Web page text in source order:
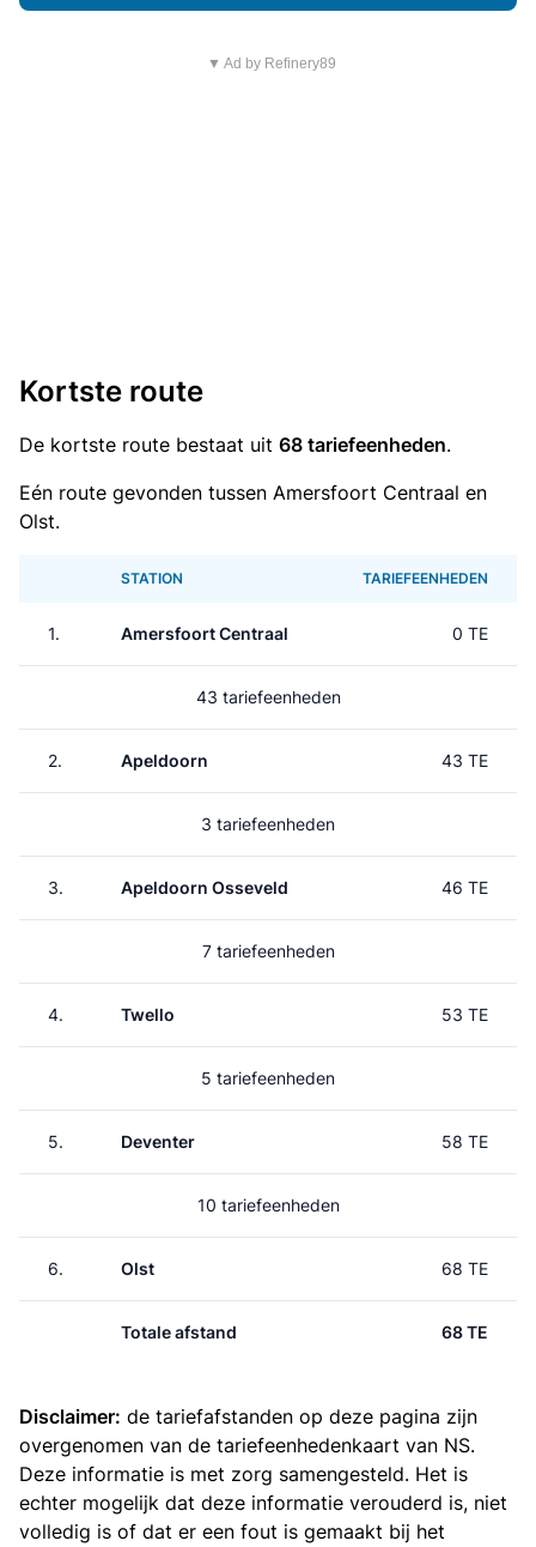
▼ Ad by Refinery89
Kortste route
De kortste route bestaat uit 68 tariefeenheden.
Eén route gevonden tussen Amersfoort Centraal en
Olst.
STATION TARIEFEENHEDEN
1. Amersfoort Centraal 0 TE
43 tariefeenheden
2. Apeldoorn 43 TE
3 tariefeenheden
3. Apeldoorn Osseveld 46 TE
7 tariefeenheden
4. Twello 53 TE
5 tariefeenheden
5. Deventer 58 TE
10 tariefeenheden
6. Olst 68 TE
Totale afstand 68 TE
Disclaimer: de tariefafstanden op deze pagina zijn
overgenomen van de tariefeenhedenkaart van NS.
Deze informatie is met zorg samengesteld. Het is
echter mogelijk dat deze informatie verouderd is, niet
volledig is of dat er een fout is gemaakt bij het